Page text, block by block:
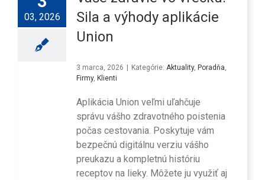
03, 2026
Sila a výhody aplikácie
Union
3 marca, 2026 Kategórie: Aktuality, Poradňa,
Firmy, Klienti
Aplikácia Union veľmi uľahčuje
správu vášho zdravotného poistenia
počas cestovania. Poskytuje vám
bezpečnú digitálnu verziu vášho
preukazu a kompletnú históriu
receptov na lieky. Môžete ju využiť aj